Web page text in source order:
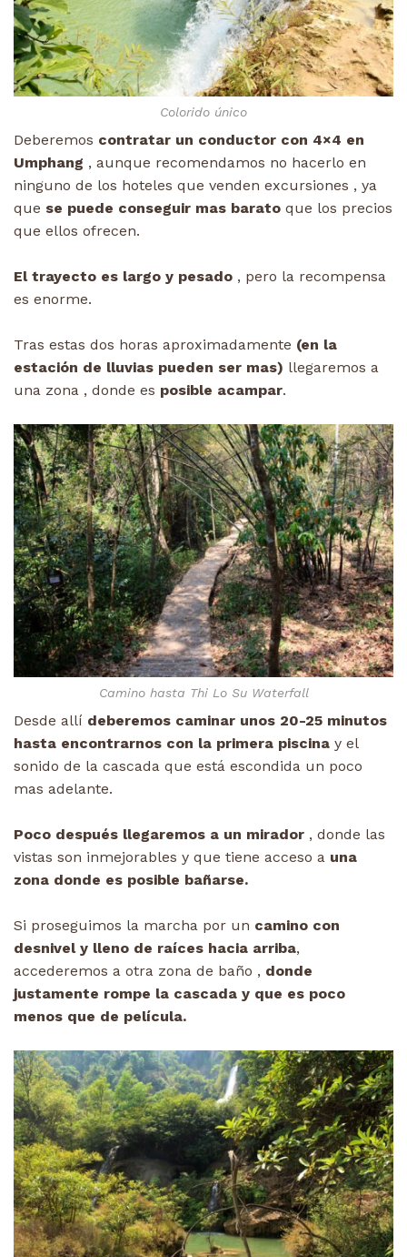
Colorido único
Deberemos contratar un conductor con 4×4 en
Umphang , aunque recomendamos no hacerlo en
ninguno de los hoteles que venden excursiones , ya
que se puede conseguir mas barato que los precios
que ellos ofrecen.
El trayecto es largo y pesado , pero la recompensa
es enorme.
Tras estas dos horas aproximadamente (en la
estación de lluvias pueden ser mas) llegaremos a
una zona , donde es posible acampar.
Camino hasta Thi Lo Su Waterfall
Desde allí deberemos caminar unos 20-25 minutos
hasta encontrarnos con la primera piscina y el
sonido de la cascada que está escondida un poco
mas adelante.
Poco después llegaremos a un mirador , donde las
vistas son inmejorables y que tiene acceso a una
zona donde es posible bañarse.
Si proseguimos la marcha por un camino con
desnivel y lleno de raíces hacia arriba,
accederemos a otra zona de baño , donde
justamente rompe la cascada y que es poco
menos que de película.